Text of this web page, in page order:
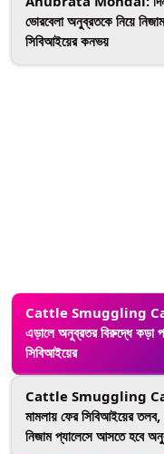
ভোরবেলা অনুব্রতকে নিয়ে
সিবিআইয়ের কনভয়
Cattle Smuggling
এড়ালে অনুব্রতর বিরুদ্ধে কড়া
সিবিআইয়ের
Cattle Smuggling
মামলায় ফের সিবিআইয়ের তলব,
নিজাম প্যালেসে আসতে হবে